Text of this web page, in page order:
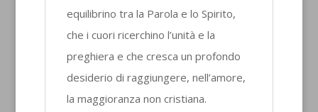
equilibrino tra la Parola e lo Spirito,
che i cuori ricerchino l’unità e la
preghiera e che cresca un profondo
desiderio di raggiungere, nell’amore,
la maggioranza non cristiana.